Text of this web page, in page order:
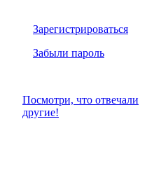
Зарегистрироваться
Забыли пароль
Посмотри, что отвeчали
другие!